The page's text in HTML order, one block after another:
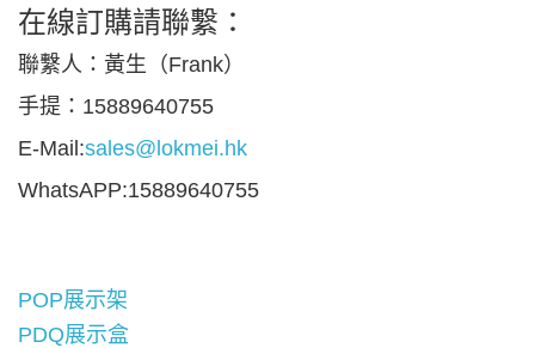
在線訂購請聯繫：
聯繫人：黃生（Frank）
手提：15889640755
E-Mail:sales@lokmei.hk
WhatsAPP:15889640755
POP展示架
PDQ展示盒